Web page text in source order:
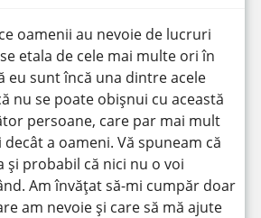
oamenii au nevoie de lucruri
etala de cele mai multe ori în
eu sunt încă una dintre acele
nu se poate obișnui cu această
persoane, care par mai mult
a oameni. Vă spuneam că
și probabil că nici nu o voi
Am învățat să-mi cumpăr doar
am nevoie și care să mă ajute